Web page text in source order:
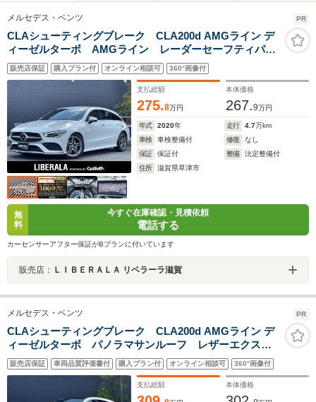
メルセデス・ベンツ PR
CLAシューティングブレーク CLA200d AMGライン デ
ィーゼルターボ AMGライン レーダーセーフティパッ
ケージ ナビゲーションパッケージ モリー付パワーシ
ート(フロント) シートヒーター(フロント)
MBUX(10.25インチワイドディスプレイ) パーキングア
販売店保証 購入プラン付 オンライン相談可 360°画像付
支払総額
275.8万円
本体価格
267.9万円
年式 2020年 走行 4.7万km
車検
車検整備付 修復
なし
保証
保証付 整備
法定整備付
住所
滋賀県草津市
無
料
今すぐ在庫確認・見積依頼
電話する
カーセンサーアフター保証がBプランに付いています
販売店： ＬＩＢＥＲＡＬＡ リベラーラ滋賀
メルセデス・ベンツ PR
CLAシューティングブレーク CLA200d AMGライン デ
ィーゼルターボ パノラマサンルーフ レザーエクスク
ルーシブPKG アドバンスドPKG ナビゲーション
PKG 純正ナビ DTV 360°カメラ アンビエントライ
ト ワイヤレスチャージ ヘッドアップディスプレイ
販売店保証 車両品質評価書付 購入プラン付 オンライン相談可 360°画像付
支払総額 本体価格